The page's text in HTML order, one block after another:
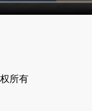
所有